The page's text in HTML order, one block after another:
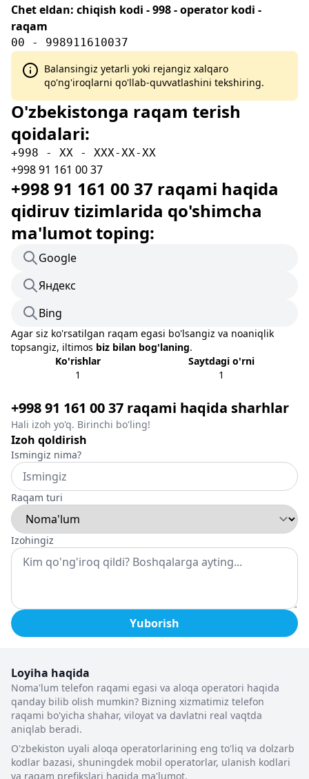
Chet eldan: chiqish kodi - 998 - operator kodi -
raqam
00 - 998911610037
Balansingiz yetarli yoki rejangiz xalqaro
qo'ng'iroqlarni qo'llab-quvvatlashini tekshiring.
O'zbekistonga raqam terish
qoidalari:
+998 - XX - XXX-XX-XX
+998 91 161 00 37
+998 91 161 00 37 raqami haqida
qidiruv tizimlarida qo'shimcha
ma'lumot toping:
Google
Яндекс
Bing
Agar siz ko'rsatilgan raqam egasi bo'lsangiz va noaniqlik
topsangiz, iltimos biz bilan bog'laning.
Ko'rishlar
1
Saytdagi o'rni
1
+998 91 161 00 37 raqami haqida sharhlar
Hali izoh yo'q. Birinchi bo'ling!
Izoh qoldirish
Ismingiz nima?
Raqam turi
Izohingiz
Yuborish
Loyiha haqida
Noma'lum telefon raqami egasi va aloqa operatori haqida
qanday bilib olish mumkin? Bizning xizmatimiz telefon
raqami bo'yicha shahar, viloyat va davlatni real vaqtda
aniqlab beradi.
O'zbekiston uyali aloqa operatorlarining eng to'liq va dolzarb
kodlar bazasi, shuningdek mobil operatorlar, ulanish kodlari
va raqam prefikslari haqida ma'lumot.